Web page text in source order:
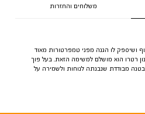
משלוחים והחזרות
ושיספק לו הגנה מפני טמפרטורות מאוד
רטרו הוא מושלם למשימה הזאת. בעל פוך
מבודדת שנבנתה לנוחות ולשמירה על